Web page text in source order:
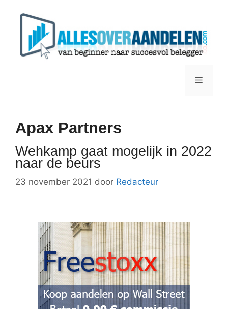
Menu
Apax Partners
Wehkamp gaat mogelijk in 2022
naar de beurs
23 november 2021 door Redacteur